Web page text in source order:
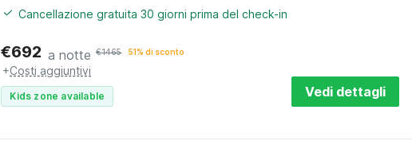
Cancellazione gratuita 30 giorni prima del check-in
€692 a notte €1465 51% di sconto
+Costi aggiuntivi
Kids zone available Vedi dettagli